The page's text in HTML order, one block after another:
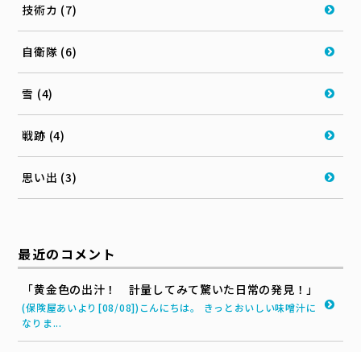
技術カ (7)
自衛隊 (6)
雪 (4)
戦跡 (4)
思い出 (3)
最近のコメント
「黄金色の出汁！ 計量してみて驚いた日常の発見！」
(保険屋あいより[08/08])こんにちは。 きっとおいしい味噌汁に
なりま...